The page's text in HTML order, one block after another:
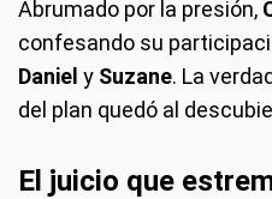
Abrumado por la presión,
confesando su
Daniel y Suzane. La
del plan quedó al
El juicio que